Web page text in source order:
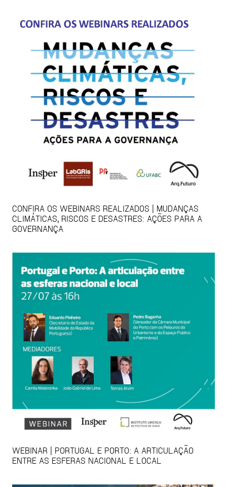
CONFIRA OS WEBINARS REALIZADOS | MUDANÇAS
CLIMÁTICAS, RISCOS E DESASTRES: AÇÕES PARA A
GOVERNANÇA
WEBINAR | PORTUGAL E PORTO: A ARTICULAÇÃO
ENTRE AS ESFERAS NACIONAL E LOCAL